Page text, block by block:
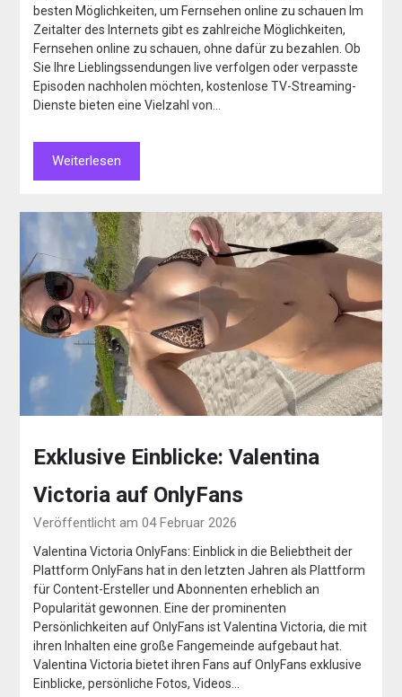
besten Möglichkeiten, um Fernsehen online zu schauen Im
Zeitalter des Internets gibt es zahlreiche Möglichkeiten,
Fernsehen online zu schauen, ohne dafür zu bezahlen. Ob
Sie Ihre Lieblingssendungen live verfolgen oder verpasste
Episoden nachholen möchten, kostenlose TV-Streaming-
Dienste bieten eine Vielzahl von…
Weiterlesen
Exklusive Einblicke: Valentina
Victoria auf OnlyFans
Veröffentlicht am 04 Februar 2026
Valentina Victoria OnlyFans: Einblick in die Beliebtheit der
Plattform OnlyFans hat in den letzten Jahren als Plattform
für Content-Ersteller und Abonnenten erheblich an
Popularität gewonnen. Eine der prominenten
Persönlichkeiten auf OnlyFans ist Valentina Victoria, die mit
ihren Inhalten eine große Fangemeinde aufgebaut hat.
Valentina Victoria bietet ihren Fans auf OnlyFans exklusive
Einblicke, persönliche Fotos, Videos…